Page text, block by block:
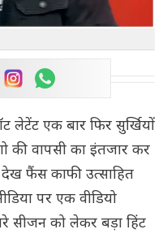
लेटेंट एक बार फिर सुर्खियों
वापसी का इंतजार कर
फैंस काफी उत्साहित
पर एक वीडियो
सीजन को लेकर बड़ा हिंट